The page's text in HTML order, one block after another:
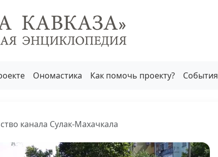
Ономастика Как помочь проекту? События
канала Сулак-Махачкала